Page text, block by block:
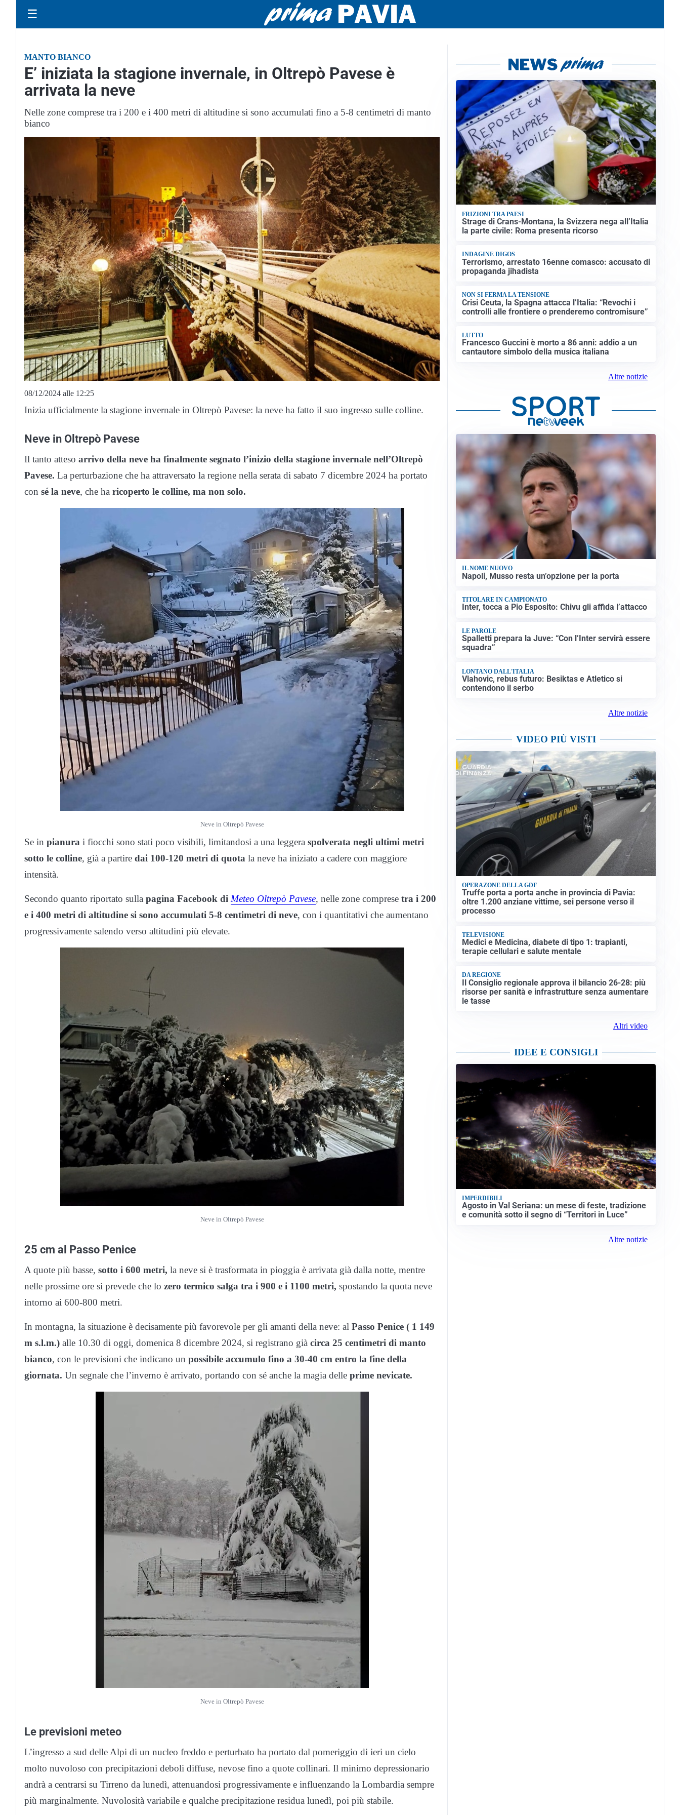
☰
MANTO BIANCO
E’ iniziata la stagione invernale, in Oltrepò Pavese è
arrivata la neve
Nelle zone comprese tra i 200 e i 400 metri di altitudine si sono accumulati fino a 5-8 centimetri di manto
bianco
08/12/2024 alle 12:25
Inizia ufficialmente la stagione invernale in Oltrepò Pavese: la neve ha fatto il suo ingresso sulle colline.
Neve in Oltrepò Pavese
Il tanto atteso arrivo della neve ha finalmente segnato l’inizio della stagione invernale nell’Oltrepò
Pavese. La perturbazione che ha attraversato la regione nella serata di sabato 7 dicembre 2024 ha portato
con sé la neve, che ha ricoperto le colline, ma non solo.
Neve in Oltrepò Pavese
Se in pianura i fiocchi sono stati poco visibili, limitandosi a una leggera spolverata negli ultimi metri
sotto le colline, già a partire dai 100-120 metri di quota la neve ha iniziato a cadere con maggiore
intensità.
Secondo quanto riportato sulla pagina Facebook di Meteo Oltrepò Pavese, nelle zone comprese tra i 200
e i 400 metri di altitudine si sono accumulati 5-8 centimetri di neve, con i quantitativi che aumentano
progressivamente salendo verso altitudini più elevate.
Neve in Oltrepò Pavese
25 cm al Passo Penice
A quote più basse, sotto i 600 metri, la neve si è trasformata in pioggia è arrivata già dalla notte, mentre
nelle prossime ore si prevede che lo zero termico salga tra i 900 e i 1100 metri, spostando la quota neve
intorno ai 600-800 metri.
In montagna, la situazione è decisamente più favorevole per gli amanti della neve: al Passo Penice ( 1 149
m s.l.m.) alle 10.30 di oggi, domenica 8 dicembre 2024, si registrano già circa 25 centimetri di manto
bianco, con le previsioni che indicano un possibile accumulo fino a 30-40 cm entro la fine della
giornata. Un segnale che l’inverno è arrivato, portando con sé anche la magia delle prime nevicate.
Neve in Oltrepò Pavese
Le previsioni meteo
L’ingresso a sud delle Alpi di un nucleo freddo e perturbato ha portato dal pomeriggio di ieri un cielo
molto nuvoloso con precipitazioni deboli diffuse, nevose fino a quote collinari. Il minimo depressionario
andrà a centrarsi su Tirreno da lunedì, attenuandosi progressivamente e influenzando la Lombardia sempre
più marginalmente. Nuvolosità variabile e qualche precipitazione residua lunedì, poi più stabile.
FRIZIONI TRA PAESI
Strage di Crans-Montana, la Svizzera nega all’Italia
la parte civile: Roma presenta ricorso
INDAGINE DIGOS
Terrorismo, arrestato 16enne comasco: accusato di
propaganda jihadista
NON SI FERMA LA TENSIONE
Crisi Ceuta, la Spagna attacca l’Italia: “Revochi i
controlli alle frontiere o prenderemo contromisure”
LUTTO
Francesco Guccini è morto a 86 anni: addio a un
cantautore simbolo della musica italiana
Altre notizie
IL NOME NUOVO
Napoli, Musso resta un’opzione per la porta
TITOLARE IN CAMPIONATO
Inter, tocca a Pio Esposito: Chivu gli affida l’attacco
LE PAROLE
Spalletti prepara la Juve: “Con l’Inter servirà essere
squadra”
LONTANO DALL'ITALIA
Vlahovic, rebus futuro: Besiktas e Atletico si
contendono il serbo
Altre notizie
VIDEO PIÙ VISTI
OPERAZONE DELLA GDF
Truffe porta a porta anche in provincia di Pavia:
oltre 1.200 anziane vittime, sei persone verso il
processo
TELEVISIONE
Medici e Medicina, diabete di tipo 1: trapianti,
terapie cellulari e salute mentale
DA REGIONE
Il Consiglio regionale approva il bilancio 26-28: più
risorse per sanità e infrastrutture senza aumentare
le tasse
Altri video
IDEE E CONSIGLI
IMPERDIBILI
Agosto in Val Seriana: un mese di feste, tradizione
e comunità sotto il segno di “Territori in Luce”
Altre notizie